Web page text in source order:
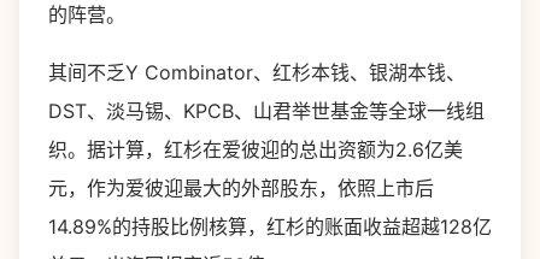
的阵营。
其间不乏Y Combinator、红杉本钱、银湖本钱、
DST、淡马锡、KPCB、山君举世基金等全球一线组
织。据计算，红杉在爱彼迎的总出资额为2.6亿美
元，作为爱彼迎最大的外部股东，依照上市后
14.89%的持股比例核算，红杉的账面收益超越128亿